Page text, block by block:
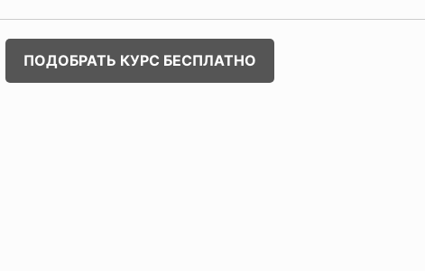
ПОДОБРАТЬ КУРС БЕСПЛАТНО